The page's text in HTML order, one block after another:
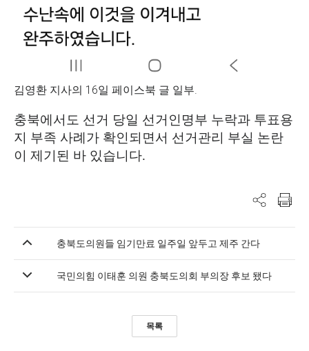
김영환 지사의 16일 페이스북 글 일부.
충북에서도 선거 당일 선거인명부 누락과 투표용
지 부족 사례가 확인되면서 선거관리 부실 논란
이 제기된 바 있습니다.
충북도의원들 임기만료 일주일 앞두고 제주 간다
국민의힘 이태훈 의원 충북도의회 부의장 후보 됐다
목록